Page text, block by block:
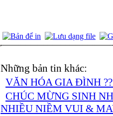
Những bản tin khác:
VĂN HÓA GIA ĐÌNH
CHÚC MỪNG SINH
NHIỀU NIỀM VUI &